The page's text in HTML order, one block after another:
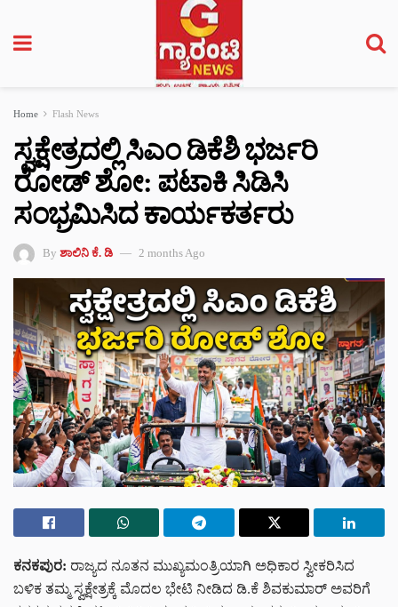
Home Flash News
ಸ್ವಕ್ಷೇತ್ರದಲ್ಲಿ ಸಿಎಂ ಡಿಕೆಶಿ ಭರ್ಜರಿ
ರೋಡ್ ಶೋ: ಪಟಾಕಿ ಸಿಡಿಸಿ
ಸಂಭ್ರಮಿಸಿದ ಕಾರ್ಯಕರ್ತರು
By ಶಾಲಿನಿ ಕೆ. ಡಿ 2 months Ago
ಕನಕಪುರ: ರಾಜ್ಯದ ನೂತನ ಮುಖ್ಯಮಂತ್ರಿಯಾಗಿ ಅಧಿಕಾರ ಸ್ವೀಕರಿಸಿದ
ಬಳಿಕ ತಮ್ಮ ಸ್ವಕ್ಷೇತ್ರಕ್ಕೆ ಮೊದಲ ಭೇಟಿ ನೀಡಿದ ಡಿ.ಕೆ ಶಿವಕುಮಾರ್‌ ಅವರಿಗೆ